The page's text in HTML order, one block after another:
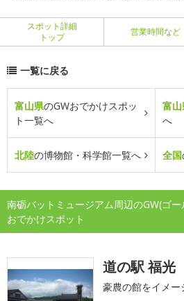
スポット詳細
トップ
営業時間など
一覧に戻る
富山県のGWおでかけスポッ
ト一覧へ
富
へ
北陸の博物館・科学館一覧へ 全国
南砺バットミュージアム周辺のGW(ゴ
おでかけスポット
道の駅 福光
豪農の館をイメ